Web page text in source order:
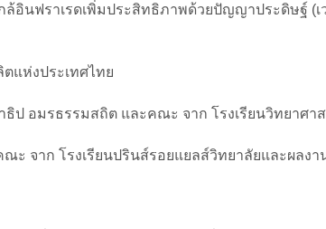
อินฟราเรดเพิ่มประสิทธิภาพด้วยปัญญาประดิษฐ์ (เ
แห่งประเทศไทย
ธิป อมรธรรมสถิต และคณะ จาก โรงเรียนวิทยาศ
ะ จาก โรงเรียนปรินส์รอยแยลส์วิทยาลัยและผลง